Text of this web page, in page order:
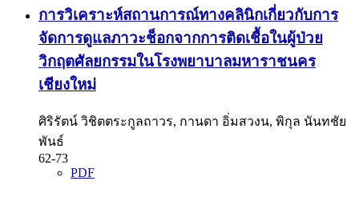
การวิเคราะห์สถานการณ์ทางคลินิกเกี่ยวกับการ
จัดการดูแลภาวะช็อกจากการติดเชื้อในผู้ป่วย
วิกฤตศัลยกรรมในโรงพยาบาลมหาราชนคร
เชียงใหม่
ศิริรัตน์ วิชิตตระกูลถาวร, กานดา อิ่มสวงน, พิกุล นันทชัย
พันธ์
62-73
PDF